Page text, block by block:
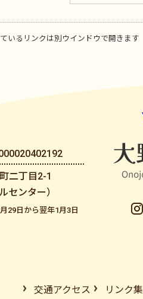
いるリンクは別ウインドウで開きます
二丁目2-1
センター）
29日から翌年1月3日
交通アクセス リンク集